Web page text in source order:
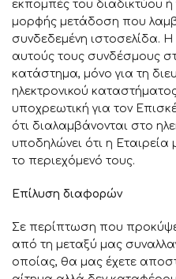
εκπομπές του διαδικτύου
μορφής μετάδοση που
συνδεδεμένη ιστοσελίδα.
αυτούς τους συνδέσμους
κατάστημα, μόνο για τη
ηλεκτρονικού
υποχρεωτική για τον
ότι διαλαμβάνονται στο
υποδηλώνει ότι η Εταιρεία
το περιεχόμενό τους.
Επίλυση διαφορών
Σε περίπτωση που
από τη μεταξύ μας
οποίας, θα μας έχετε